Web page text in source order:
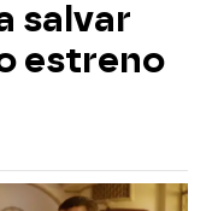
salvar
estreno